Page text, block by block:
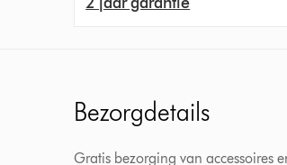
Bezorgdetails
Gratis bezorging van accessoires